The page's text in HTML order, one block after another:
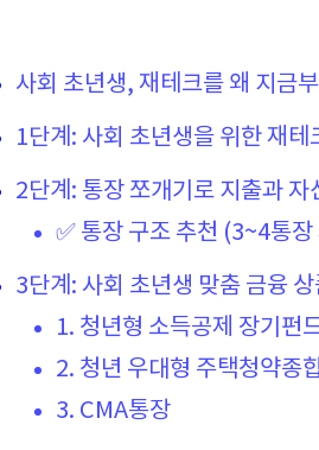
사회 초년생, 재테크를 왜 지금
1단계: 사회 초년생을 위한 재테
2단계: 통장 쪼개기로 지출과 자
✅ 통장 구조 추천 (3~4통장
3단계: 사회 초년생 맞춤 금융
1. 청년형 소득공제 장기펀
2. 청년 우대형 주택청약종
3. CMA통장